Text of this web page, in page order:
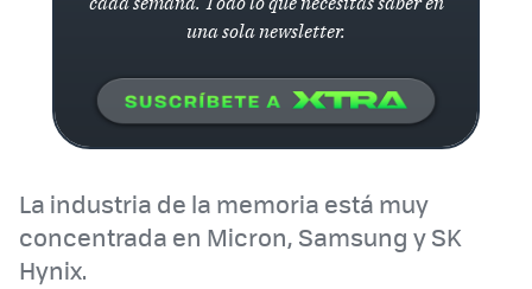
una sola newsletter.
La industria de la memoria está muy
concentrada en Micron, Samsung y SK
Hynix.